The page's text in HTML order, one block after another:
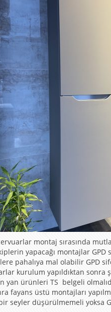
montaj sırasında
yapacağı montajlar
pahalıya mal olabilir GPD
kurulum yapıldıktan sonra
yan ürünleri TS belgeli
fayans üstü montajları
seyler düşürülmemeli yoksa